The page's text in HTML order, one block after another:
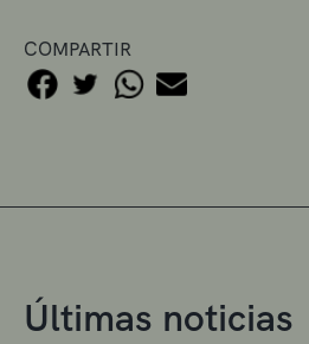
COMPARTIR
Últimas noticias